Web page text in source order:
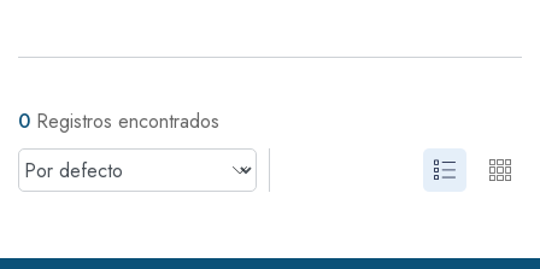
0 Registros encontrados